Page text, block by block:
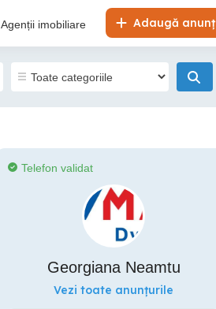
Adaugă anunț
Agenții imobiliare
Telefon validat
Georgiana Neamtu
Vezi toate anunțurile